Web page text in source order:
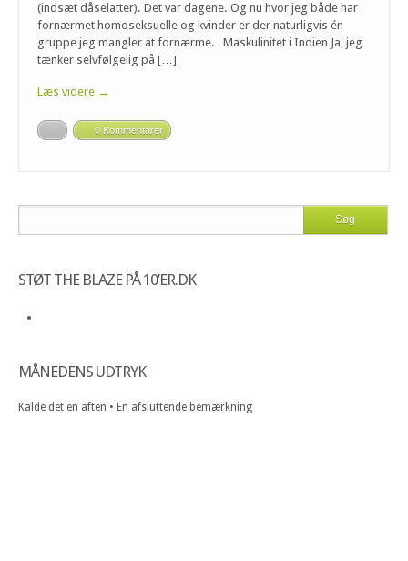
(indsæt dåselatter). Det var dagene. Og nu hvor jeg både har
fornærmet homoseksuelle og kvinder er der naturligvis én
gruppe jeg mangler at fornærme. Maskulinitet i Indien Ja, jeg
tænker selvfølgelig på […]
Læs videre →
0 Kommentarer
STØT THE BLAZE PÅ 10’ER.DK
MÅNEDENS UDTRYK
Kalde det en aften • En afsluttende bemærkning